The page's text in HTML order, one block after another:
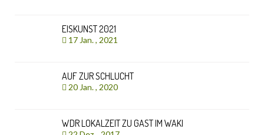
EISKUNST 2021
17 Jan. , 2021
AUF ZUR SCHLUCHT
20 Jan. , 2020
WDR LOKALZEIT ZU GAST IM WAKI